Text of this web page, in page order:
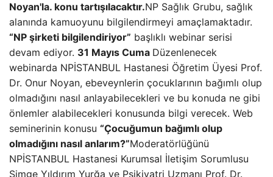
Noyan'la. konu tartışılacaktır.NP Sağlık Grubu, sağlık
alanında kamuoyunu bilgilendirmeyi amaçlamaktadır.
“NP şirketi bilgilendiriyor” başlıklı webinar serisi
devam ediyor. 31 Mayıs Cuma Düzenlenecek
webinarda NPİSTANBUL Hastanesi Öğretim Üyesi Prof.
Dr. Onur Noyan, ebeveynlerin çocuklarının bağımlı olup
olmadığını nasıl anlayabilecekleri ve bu konuda ne gibi
önlemler alabilecekleri konusunda bilgi verecek. Web
seminerinin konusu “Çocuğumun bağımlı olup
olmadığını nasıl anlarım?”Moderatörlüğünü
NPİSTANBUL Hastanesi Kurumsal İletişim Sorumlusu
Simge Yıldırım Yurğa ve Psikiyatri Uzmanı Prof. Dr.